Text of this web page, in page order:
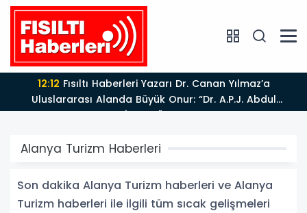
12:12
Uluslararası Alanda Büyük Onur: “Dr. A.P.J. Abdul
Kalam İlham Ödülü 2026”
Alanya Turizm Haberleri
Son dakika Alanya Turizm haberleri ve Alanya
Turizm haberleri ile ilgili tüm sıcak gelişmeleri